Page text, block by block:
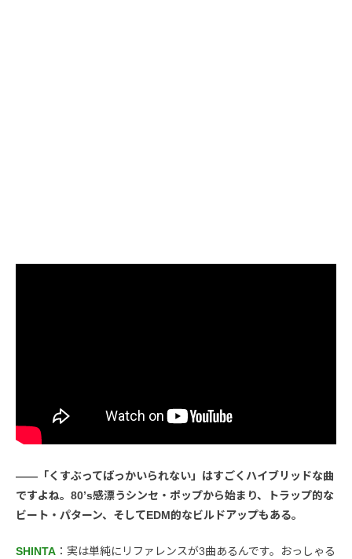
――「くすぶってばっかいられない」はすごくハイブリッドな曲
ですよね。80’s感漂うシンセ・ポップから始まり、トラップ的な
ビート・パターン、そしてEDM的なビルドアップもある。
SHINTA ：実は単純にリファレンスが3曲あるんです。おっしゃる